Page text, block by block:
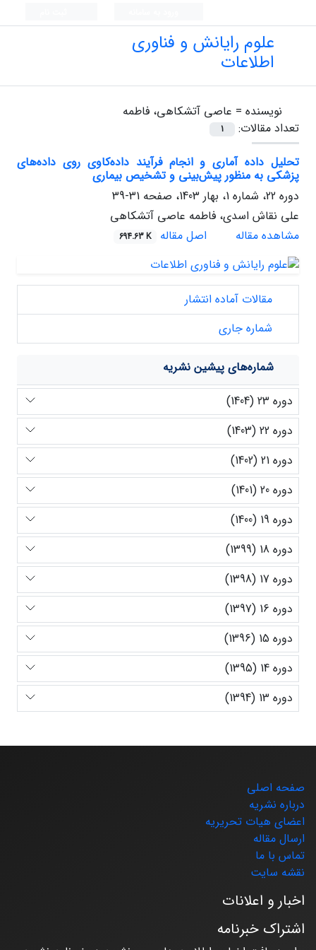
علوم رایانش و فناوری
اطلاعات
نویسنده = عاصی آتشکاهی، فاطمه
تعداد مقالات:
1
تحلیل داده آماری و انجام فرآیند داده‌کاوی روی داده‌های
پزشکی به منظور پیش‌بینی و تشخیص بیماری
دوره 22، شماره 1، بهار 1403، صفحه
31-39
علی نقاش اسدی، فاطمه عاصی آتشکاهی
مشاهده مقاله
اصل مقاله 694.63 K
مقالات آماده انتشار
شماره جاری
شماره‌های پیشین نشریه
دوره 23 (1404)
دوره 22 (1403)
دوره 21 (1402)
دوره 20 (1401)
دوره 19 (1400)
دوره 18 (1399)
دوره 17 (1398)
دوره 16 (1397)
دوره 15 (1396)
دوره 14 (1395)
دوره 13 (1394)
صفحه اصلی
درباره نشریه
اعضای هیات تحریریه
ارسال مقاله
تماس با ما
نقشه سایت
اخبار و اعلانات
اشتراک خبرنامه